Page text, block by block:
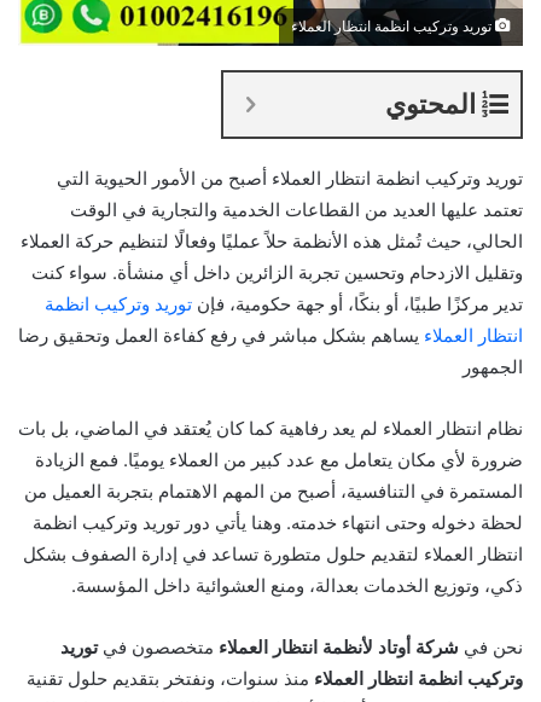
توريد وتركيب انظمة انتظار العملاء
المحتوي
توريد وتركيب انظمة انتظار العملاء أصبح من الأمور الحيوية التي
تعتمد عليها العديد من القطاعات الخدمية والتجارية في الوقت
الحالي، حيث تُمثل هذه الأنظمة حلاً عمليًا وفعالًا لتنظيم حركة العملاء
وتقليل الازدحام وتحسين تجربة الزائرين داخل أي منشأة. سواء كنت
تدير مركزًا طبيًا، أو بنكًا، أو جهة حكومية، فإن توريد وتركيب انظمة
انتظار العملاء يساهم بشكل مباشر في رفع كفاءة العمل وتحقيق رضا
الجمهور
نظام انتظار العملاء لم يعد رفاهية كما كان يُعتقد في الماضي، بل بات
ضرورة لأي مكان يتعامل مع عدد كبير من العملاء يوميًا. فمع الزيادة
المستمرة في التنافسية، أصبح من المهم الاهتمام بتجربة العميل من
لحظة دخوله وحتى انتهاء خدمته. وهنا يأتي دور توريد وتركيب انظمة
انتظار العملاء لتقديم حلول متطورة تساعد في إدارة الصفوف بشكل
ذكي، وتوزيع الخدمات بعدالة، ومنع العشوائية داخل المؤسسة.
نحن في شركة أوتاد لأنظمة انتظار العملاء متخصصون فيتوريد
وتركيب انظمة انتظار العملاء منذ سنوات، ونفتخر بتقديم حلول تقنية